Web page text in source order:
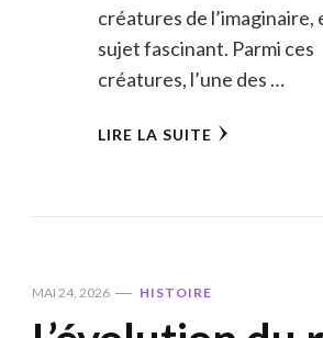
créatures de l’imaginaire,
sujet fascinant. Parmi ces
créatures, l’une des …
LIRE LA SUITE
MAI 24, 2026 HISTOIRE